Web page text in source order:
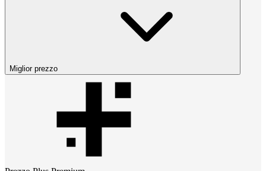
Miglior prezzo